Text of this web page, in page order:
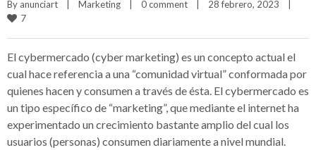
By anunciart Marketing 0 comment 28 febrero, 2023
7
El cybermercado (cyber marketing) es un concepto actual el
cual hace referencia a una “comunidad virtual” conformada por
quienes hacen y consumen a través de ésta. El cybermercado es
un tipo específico de “marketing”, que mediante el internet ha
experimentado un crecimiento bastante amplio del cual los
usuarios (personas) consumen diariamente a nivel mundial.